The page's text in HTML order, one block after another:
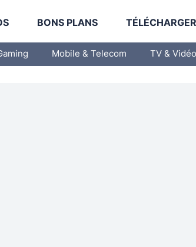
BONS PLANS
Mobile & Telecom TV & Vidéo